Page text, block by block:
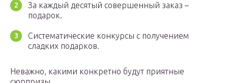
За каждый десятый совершенный заказ –
подарок.
Систематические конкурсы с получением
сладких подарков.
Неважно, какими конкретно будут приятные